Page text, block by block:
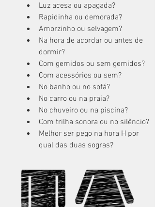
Luz acesa ou apagada?
Rapidinha ou demorada?
Amorzinho ou selvagem?
Na hora de acordar ou antes de
dormir?
Com gemidos ou sem gemidos?
Com acessórios ou sem?
No banho ou no sofá?
No carro ou na praia?
No chuveiro ou na piscina?
Com trilha sonora ou no silêncio?
Melhor ser pego na hora H por
qual das duas sogras?